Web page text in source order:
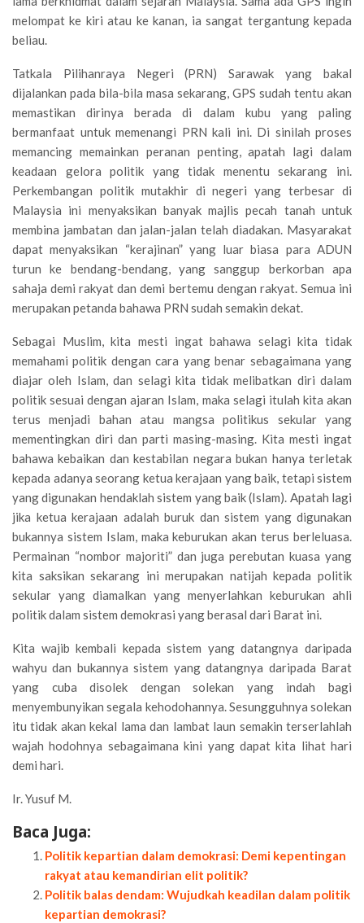
melompat ke kiri atau ke kanan, ia sangat tergantung kepada
beliau.
Tatkala Pilihanraya Negeri (PRN) Sarawak yang bakal
dijalankan pada bila-bila masa sekarang, GPS sudah tentu akan
memastikan dirinya berada di dalam kubu yang paling
bermanfaat untuk memenangi PRN kali ini. Di sinilah proses
memancing memainkan peranan penting, apatah lagi dalam
keadaan gelora politik yang tidak menentu sekarang ini.
Perkembangan politik mutakhir di negeri yang terbesar di
Malaysia ini menyaksikan banyak majlis pecah tanah untuk
membina jambatan dan jalan-jalan telah diadakan. Masyarakat
dapat menyaksikan “kerajinan” yang luar biasa para ADUN
turun ke bendang-bendang, yang sanggup berkorban apa
sahaja demi rakyat dan demi bertemu dengan rakyat. Semua ini
merupakan petanda bahawa PRN sudah semakin dekat.
Sebagai Muslim, kita mesti ingat bahawa selagi kita tidak
memahami politik dengan cara yang benar sebagaimana yang
diajar oleh Islam, dan selagi kita tidak melibatkan diri dalam
politik sesuai dengan ajaran Islam, maka selagi itulah kita akan
terus menjadi bahan atau mangsa politikus sekular yang
mementingkan diri dan parti masing-masing. Kita mesti ingat
bahawa kebaikan dan kestabilan negara bukan hanya terletak
kepada adanya seorang ketua kerajaan yang baik, tetapi sistem
yang digunakan hendaklah sistem yang baik (Islam). Apatah lagi
jika ketua kerajaan adalah buruk dan sistem yang digunakan
bukannya sistem Islam, maka keburukan akan terus berleluasa.
Permainan “nombor majoriti” dan juga perebutan kuasa yang
kita saksikan sekarang ini merupakan natijah kepada politik
sekular yang diamalkan yang menyerlahkan keburukan ahli
politik dalam sistem demokrasi yang berasal dari Barat ini.
Kita wajib kembali kepada sistem yang datangnya daripada
wahyu dan bukannya sistem yang datangnya daripada Barat
yang cuba disolek dengan solekan yang indah bagi
menyembunyikan segala kehodohannya. Sesungguhnya solekan
itu tidak akan kekal lama dan lambat laun semakin terserlahlah
wajah hodohnya sebagaimana kini yang dapat kita lihat hari
demi hari.
Ir. Yusuf M.
Baca Juga:
Politik kepartian dalam demokrasi: Demi kepentingan
rakyat atau kemandirian elit politik?
Politik balas dendam: Wujudkah keadilan dalam politik
kepartian demokrasi?